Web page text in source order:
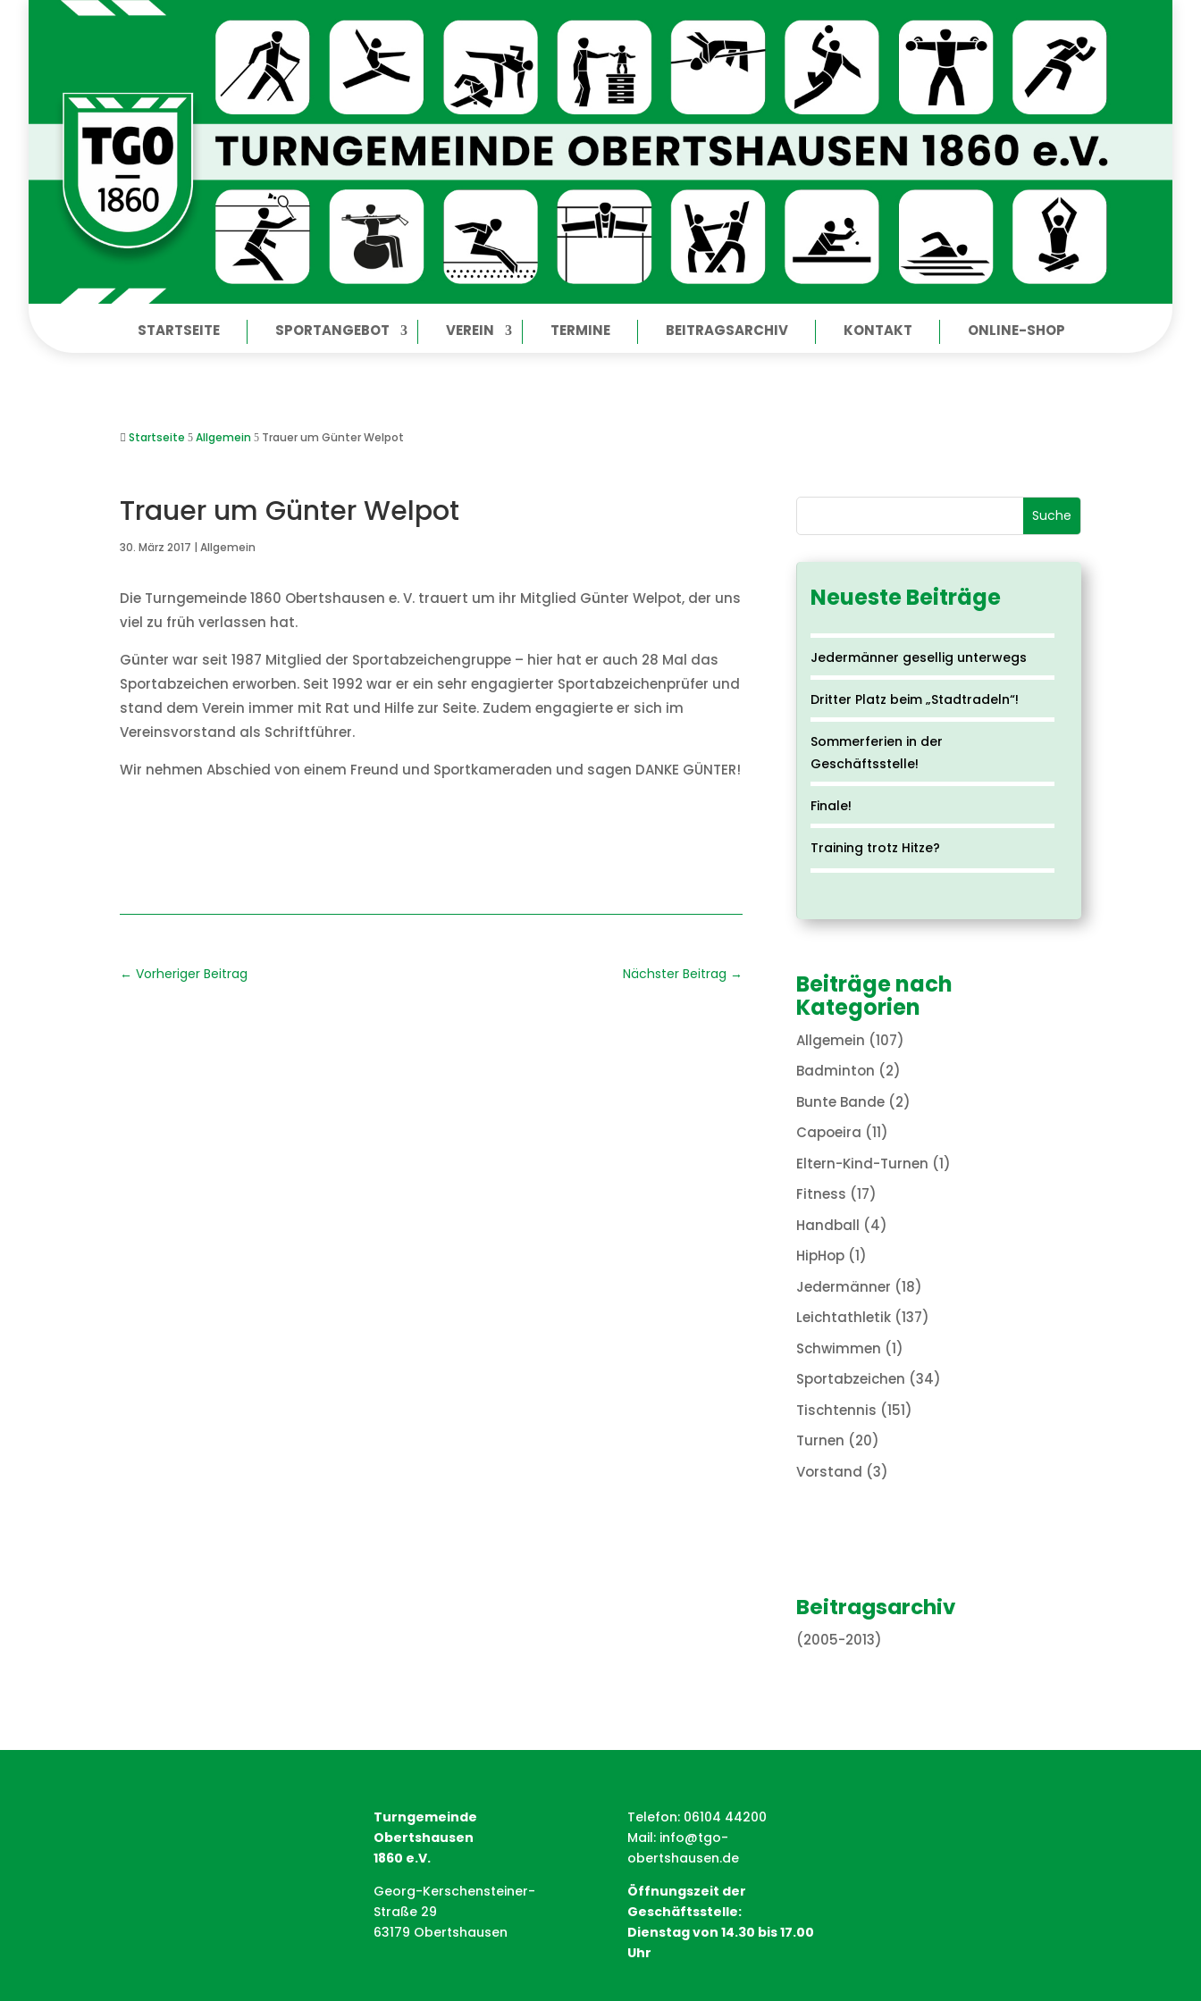
STARTSEITE SPORTANGEBOT VEREIN TERMINE BEITRAGSARCHIV KONTAKT ONLINE-SHOP
 Startseite 5 Allgemein 5 Trauer um Günter Welpot
Trauer um Günter Welpot
30. März 2017 |Allgemein
Die Turngemeinde 1860 Obertshausen e. V. trauert um ihr Mitglied Günter Welpot, der uns
viel zu früh verlassen hat.
Günter war seit 1987 Mitglied der Sportabzeichengruppe – hier hat er auch 28 Mal das
Sportabzeichen erworben. Seit 1992 war er ein sehr engagierter Sportabzeichenprüfer und
stand dem Verein immer mit Rat und Hilfe zur Seite. Zudem engagierte er sich im
Vereinsvorstand als Schriftführer.
Wir nehmen Abschied von einem Freund und Sportkameraden und sagen DANKE GÜNTER!
←Vorheriger Beitrag Nächster Beitrag →
Neueste Beiträge
Jedermänner gesellig unterwegs
Dritter Platz beim „Stadtradeln“!
Sommerferien in der
Geschäftsstelle!
Finale!
Training trotz Hitze?
Beiträge nach
Kategorien
Allgemein (107)
Badminton (2)
Bunte Bande(2)
Capoeira (11)
Eltern-Kind-Turnen (1)
Fitness (17)
Handball (4)
HipHop(1)
Jedermänner (18)
Leichtathletik(137)
Schwimmen (1)
Sportabzeichen (34)
Tischtennis (151)
Turnen (20)
Vorstand (3)
Beitragsarchiv
(2005-2013)
Turngemeinde
Obertshausen
1860 e.V.
Georg-Kerschensteiner-
Straße 29
63179 Obertshausen
Telefon: 06104 44200
Mail: info@tgo-
obertshausen.de
Öffnungszeit der
Geschäftsstelle:
Dienstag von 14.30 bis 17.00
Uhr